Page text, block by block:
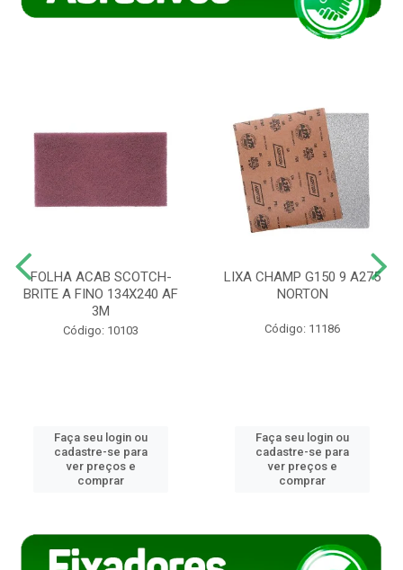
FOLHA ACAB SCOTCH-
BRITE A FINO 134X240 AF
3M
Código: 10103
Faça seu login ou
cadastre-se para
ver preços e
comprar
LIXA CHAMP G150 9 A275
NORTON
Código: 11186
Faça seu login ou
cadastre-se para
ver preços e
comprar